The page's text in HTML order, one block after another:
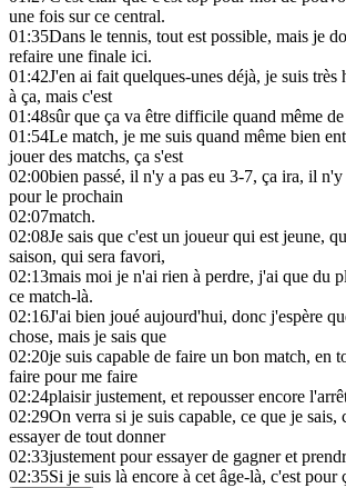
une fois sur ce central.
01:35Dans le tennis, tout est possible, mais je
refaire une finale ici.
01:42J'en ai fait quelques-unes déjà, je suis très
à ça, mais c'est
01:48sûr que ça va être difficile quand même
01:54Le match, je me suis quand même bien
jouer des matchs, ça s'est
02:00bien passé, il n'y a pas eu 3-7, ça ira, il
pour le prochain
02:07match.
02:08Je sais que c'est un joueur qui est jeune,
saison, qui sera favori,
02:13mais moi je n'ai rien à perdre, j'ai que du
ce match-là.
02:16J'ai bien joué aujourd'hui, donc j'espère
chose, mais je sais que
02:20je suis capable de faire un bon match, en
faire pour me faire
02:24plaisir justement, et repousser encore
02:29On verra si je suis capable, ce que je sais,
essayer de tout donner
02:33justement pour essayer de gagner et
02:35Si je suis là encore à cet âge-là, c'est pour